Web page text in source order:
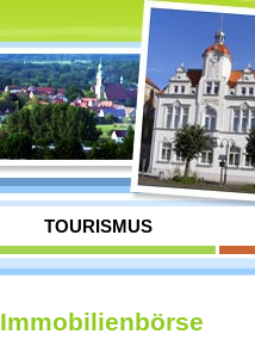
TOURISMUS
Immobilienbörse